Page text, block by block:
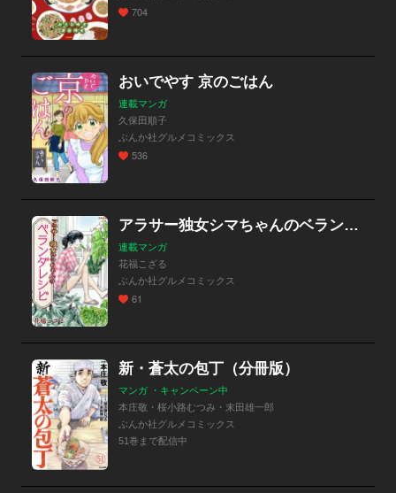
704
おいでやす 京のごはん
連載マンガ
久保田順子
ぶんか社グルメコミックス
536
アラサー独女シマちゃんのベランダレシピ
連載マンガ
花福こざる
ぶんか社グルメコミックス
61
新・蒼太の包丁（分冊版）
マンガ ・キャンペーン中
本庄敬・桜小路むつみ・末田雄一郎
ぶんか社グルメコミックス
51巻まで配信中